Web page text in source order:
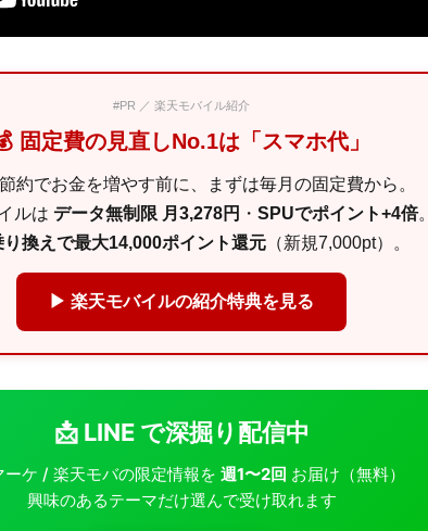
#PR ／ 楽天モバイル紹介
固定費の見直しNo.1は「スマホ代」
約でお金を増やす前に、まずは毎月の固定費から。
ルは データ無制限 月3,278円 ・SPUでポイント+4倍。
り換えで最大14,000ポイント還元 （新規7,000pt）。
▶ 楽天モバイルの紹介特典を見る
📩 LINE で深掘り配信中
ーケ / 楽天モバの限定情報を週1〜2回 お届け（無料）
興味のあるテーマだけ選んで受け取れます